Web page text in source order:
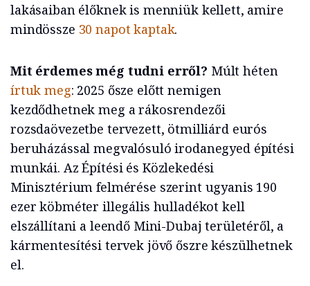
lakásaiban élőknek is menniük kellett, amire
mindössze 30 napot kaptak.
Mit érdemes még tudni erről? Múlt héten
írtuk meg: 2025 ősze előtt nemigen
kezdődhetnek meg a rákosrendezői
rozsdaövezetbe tervezett, ötmilliárd eurós
beruházással megvalósuló irodanegyed építési
munkái. Az Építési és Közlekedési
Minisztérium felmérése szerint ugyanis 190
ezer köbméter illegális hulladékot kell
elszállítani a leendő Mini-Dubaj területéről, a
kármentesítési tervek jövő őszre készülhetnek
el.